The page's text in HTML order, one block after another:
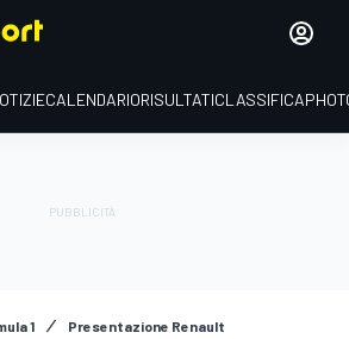
CALENDARIORISULTATICLASSIFICA
1 Presentazione Renault